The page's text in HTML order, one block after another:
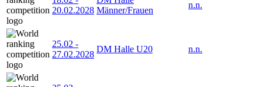
20.02.2028 Männer/Frauen
n.n.
25.02 -
27.02.2028
DM Halle U20 n.n.